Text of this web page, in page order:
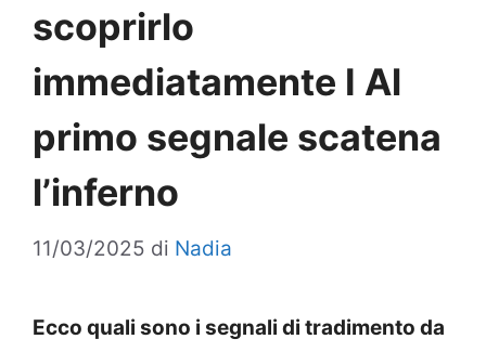
scoprirlo
immediatamente I Al
primo segnale scatena
l’inferno
11/03/2025 di Nadia
Ecco quali sono i segnali di tradimento da